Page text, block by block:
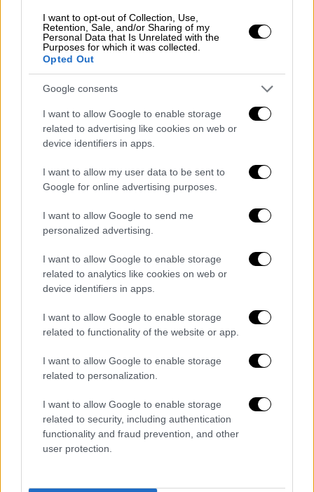
I want to opt-out of Collection, Use,
Retention, Sale, and/or Sharing of my
Personal Data that Is Unrelated with the
Purposes for which it was collected.
Opted Out
Google consents
I want to allow Google to enable storage
related to advertising like cookies on web or
device identifiers in apps.
I want to allow my user data to be sent to
Google for online advertising purposes.
I want to allow Google to send me
personalized advertising.
I want to allow Google to enable storage
related to analytics like cookies on web or
device identifiers in apps.
I want to allow Google to enable storage
related to functionality of the website or app.
I want to allow Google to enable storage
related to personalization.
I want to allow Google to enable storage
related to security, including authentication
functionality and fraud prevention, and other
user protection.
Αλ Καπόνε
Κεντρικό... | 07.08.2026 19:53
Κεντρικό δελτίο ειδήσεων 07/08/2026
ΑΠΟΣΠΑΣΜΑΤΑ...|